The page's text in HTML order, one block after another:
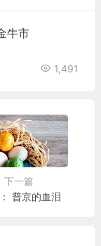
牛市
1,491
下一篇
普京的血泪